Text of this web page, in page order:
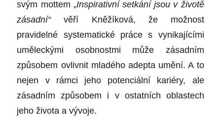
svým mottem „Inspirativní setkání jsou v životě
zásadní“věří Kněžíková, že možnost
pravidelné systematické práce s vynikajícími
uměleckými osobnostmi může zásadním
způsobem ovlivnit mladého adepta umění. A to
nejen v rámci jeho potenciální kariéry, ale
zásadním způsobem i v ostatních oblastech
jeho života a vývoje.